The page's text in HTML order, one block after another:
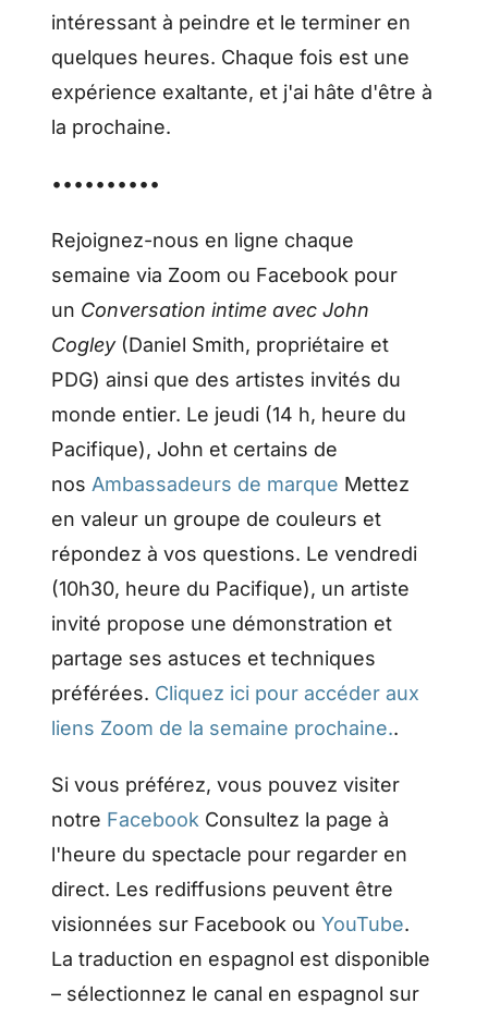
intéressant à peindre et le terminer en
quelques heures. Chaque fois est une
expérience exaltante, et j'ai hâte d'être à
la prochaine.
••••••••••
Rejoignez-nous en ligne chaque
semaine via Zoom ou Facebook pour
un Conversation intime avec John
Cogley(Daniel Smith, propriétaire et
PDG) ainsi que des artistes invités du
monde entier. Le jeudi (14 h, heure du
Pacifique), John et certains de
nosAmbassadeurs de marque Mettez
en valeur un groupe de couleurs et
répondez à vos questions. Le vendredi
(10h30, heure du Pacifique), un artiste
invité propose une démonstration et
partage ses astuces et techniques
préférées. Cliquez ici pour accéder aux
liens Zoom de la semaine prochaine..
Si vous préférez, vous pouvez visiter
notre Facebook Consultez la page à
l'heure du spectacle pour regarder en
direct. Les rediffusions peuvent être
visionnées sur Facebook ouYouTube.
La traduction en espagnol est disponible
– sélectionnez le canal en espagnol sur